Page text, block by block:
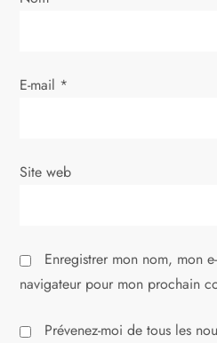
r
e
E-mail *
Site web
Enregistrer mon nom, mon
navigateur pour mon prochain
Prévenez-moi de tous les